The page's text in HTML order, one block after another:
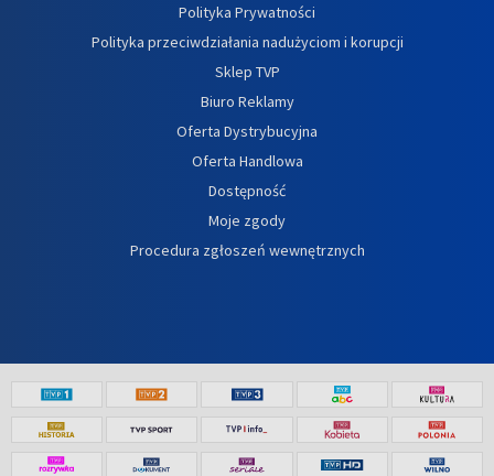
Polityka Prywatności
Polityka przeciwdziałania nadużyciom i korupcji
Sklep TVP
Biuro Reklamy
Oferta Dystrybucyjna
Oferta Handlowa
Dostępność
Moje zgody
Procedura zgłoszeń wewnętrznych